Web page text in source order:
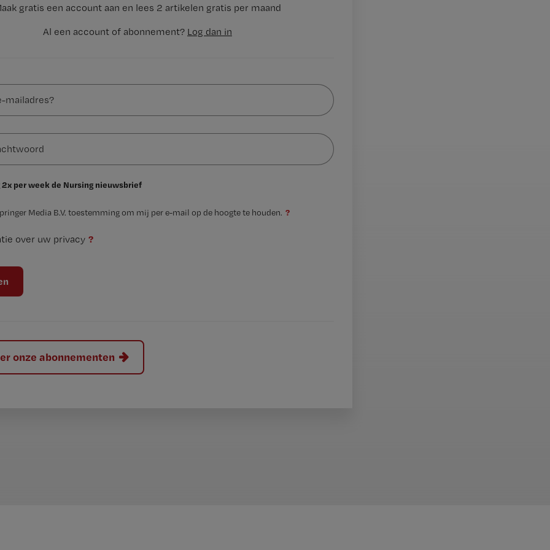
gratis een account aan en lees 2 artikelen gratis per maand
Al een account of abonnement? Log dan in
2x per week de Nursing nieuwsbrief
Media B.V. toestemming om mij per e-mail op de hoogte te houden. ?
over uw privacy ?
onze abonnementen